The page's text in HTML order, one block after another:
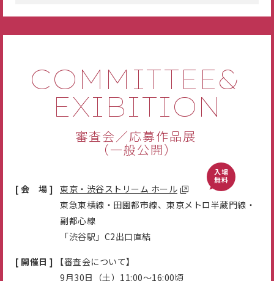
COMMITTEE&
EXIBITION
審査会／応募作品展
（一般公開）
[ 会 場 ]
入場
無料
東京・渋谷ストリーム ホール
東急東横線・田園都市線、東京メトロ半蔵門線・
副都心線
「渋谷駅」C2出口直結
[ 開催日 ]
【審査会について】
9月30日（土）11:00～16:00頃